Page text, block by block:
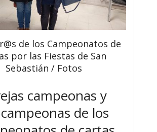
de los Campeonatos de
por las Fiestas de San
Sebastián / Fotos
campeonas y
de los